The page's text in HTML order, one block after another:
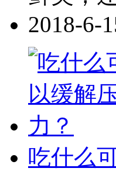
2018-6-
吃什么